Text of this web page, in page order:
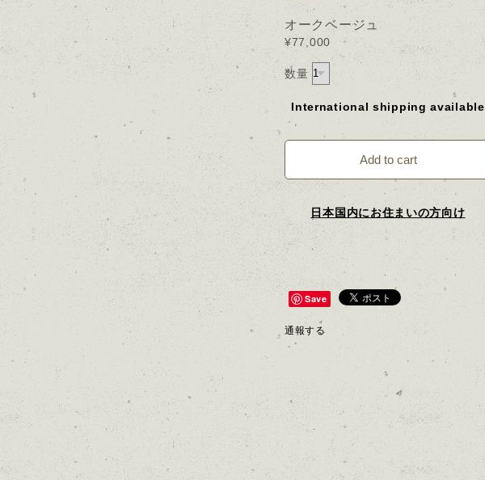
オークベージュ
¥77,000
数量
International shipping available
Add to cart
日本国内にお住まいの方向け
Save
通報する